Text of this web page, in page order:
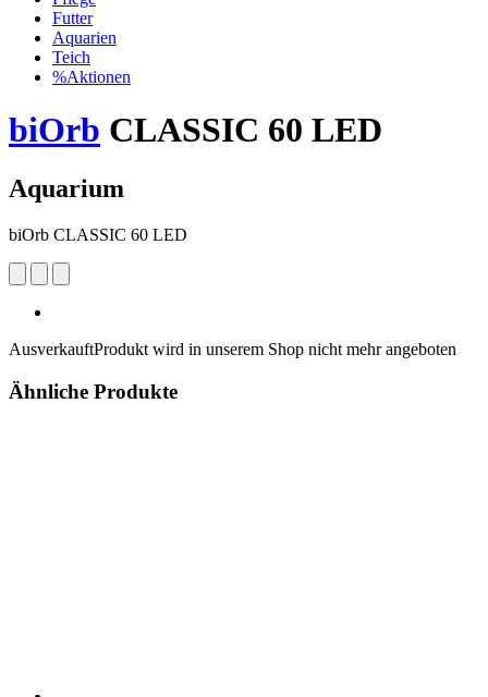
Futter
Aquarien
Teich
%Aktionen
biOrb CLASSIC 60 LED
Aquarium
biOrb CLASSIC 60 LED
AusverkauftProdukt wird in unserem Shop nicht mehr angeboten
Ähnliche Produkte